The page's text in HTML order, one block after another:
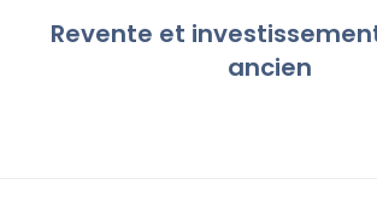
Revente et investissement
ancien